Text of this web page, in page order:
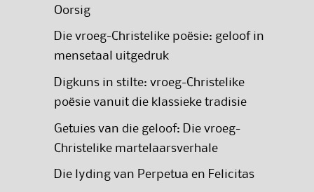
Oorsig
Die vroeg-Christelike poësie: geloof in
mensetaal uitgedruk
Digkuns in stilte: vroeg-Christelike
poësie vanuit die klassieke tradisie
Getuies van die geloof: Die vroeg-
Christelike martelaarsverhale
Die lyding van Perpetua en Felicitas